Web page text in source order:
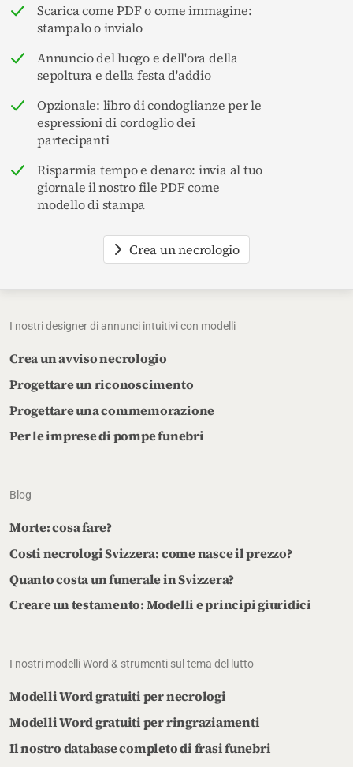
Scarica come PDF o come immagine:
stampalo o invialo
Annuncio del luogo e dell'ora della
sepoltura e della festa d'addio
Opzionale: libro di condoglianze per le
espressioni di cordoglio dei
partecipanti
Risparmia tempo e denaro: invia al tuo
giornale il nostro file PDF come
modello di stampa
Crea un necrologio
I nostri designer di annunci intuitivi con modelli
Crea un avviso necrologio
Progettare un riconoscimento
Progettare una commemorazione
Per le imprese di pompe funebri
Blog
Morte: cosa fare?
Costi necrologi Svizzera: come nasce il prezzo?
Quanto costa un funerale in Svizzera?
Creare un testamento: Modelli e principi giuridici
I nostri modelli Word & strumenti sul tema del lutto
Modelli Word gratuiti per necrologi
Modelli Word gratuiti per ringraziamenti
Il nostro database completo di frasi funebri